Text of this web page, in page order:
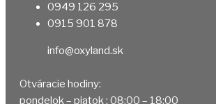
0949 126 295
0915 901 878
info@oxyland.sk
Otváracie hodiny:
pondelok – piatok : 08:00 – 18:00